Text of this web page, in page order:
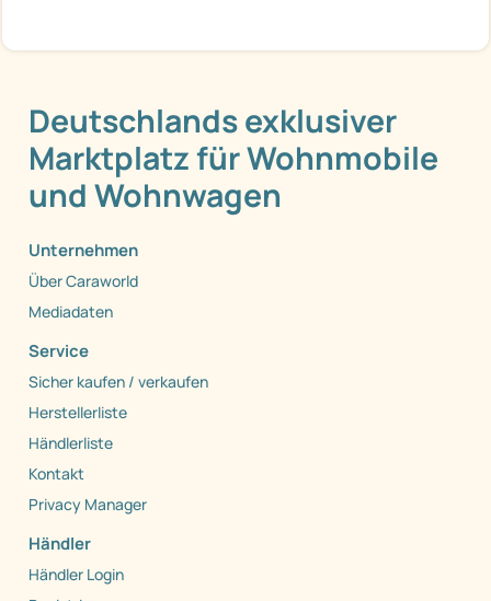
Deutschlands exklusiver
Marktplatz für Wohnmobile
und Wohnwagen
Unternehmen
Über Caraworld
Mediadaten
Service
Sicher kaufen / verkaufen
Herstellerliste
Händlerliste
Kontakt
Privacy Manager
Händler
Händler Login